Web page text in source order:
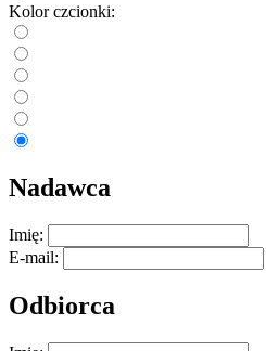
Kolor czcionki:
Nadawca
Imię:
E-mail:
Odbiorca